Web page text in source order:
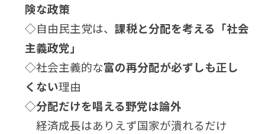
険な政策
◇自由民主党は、課税と分配を考える「社会
主義政党」
◇社会主義的な富の再分配が必ずしも正し
くない理由
◇分配だけを唱える野党は論外
経済成長はありえず国家が潰れるだけ